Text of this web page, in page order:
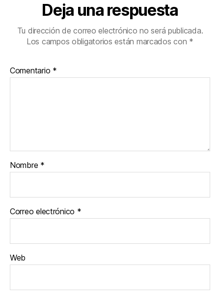
Deja una respuesta
Tu dirección de correo electrónico no será publicada.
Los campos obligatorios están marcados con *
Comentario *
Nombre *
Correo electrónico *
Web